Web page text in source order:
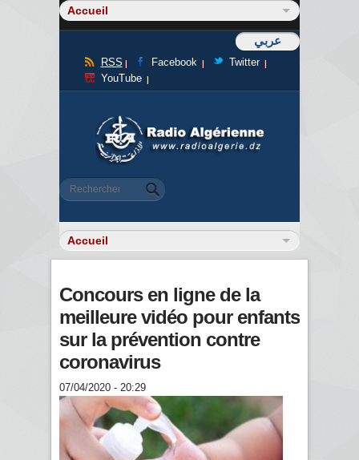
عربي
RSS Facebook
Twitter
YouTube
Formulaire de recherche
Rechercher
Concours en ligne de la
meilleure vidéo pour enfants
sur la prévention contre
coronavirus
07/04/2020 - 20:29